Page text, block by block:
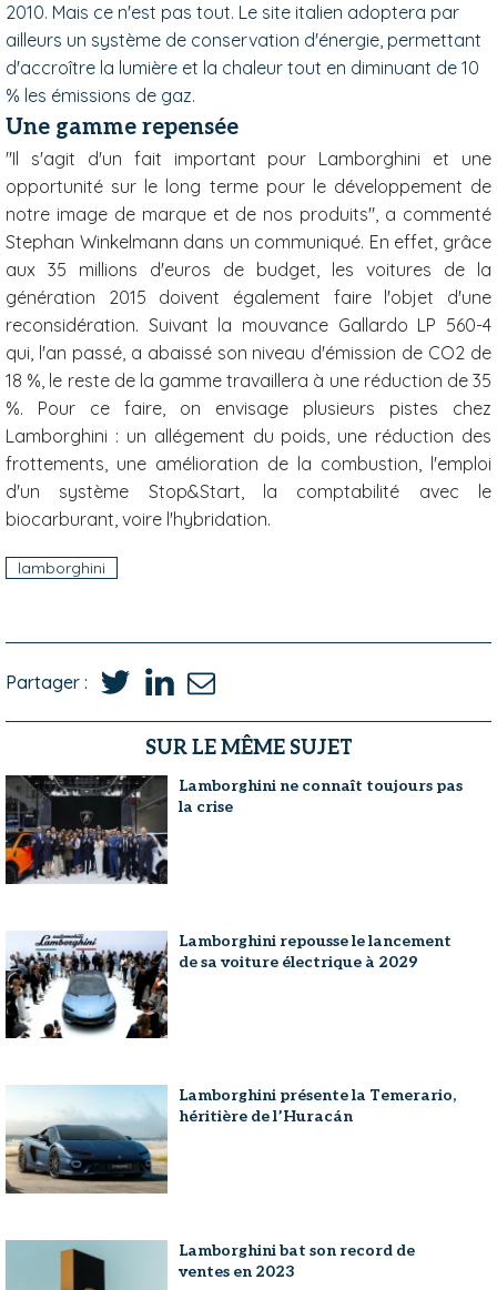
2010. Mais ce n'est pas tout. Le site italien adoptera par
ailleurs un système de conservation d'énergie, permettant
d'accroître la lumière et la chaleur tout en diminuant de 10
% les émissions de gaz.
Une gamme repensée
"Il s'agit d'un fait important pour Lamborghini et une
opportunité sur le long terme pour le développement de
notre image de marque et de nos produits", a commenté
Stephan Winkelmann dans un communiqué. En effet, grâce
aux 35 millions d'euros de budget, les voitures de la
génération 2015 doivent également faire l'objet d'une
reconsidération. Suivant la mouvance Gallardo LP 560-4
qui, l'an passé, a abaissé son niveau d'émission de CO2 de
18 %, le reste de la gamme travaillera à une réduction de 35
%. Pour ce faire, on envisage plusieurs pistes chez
Lamborghini : un allégement du poids, une réduction des
frottements, une amélioration de la combustion, l'emploi
d'un système Stop&Start, la comptabilité avec le
biocarburant, voire l'hybridation.
lamborghini
Partager :
SUR LE MÊME SUJET
Lamborghini ne connaît toujours pas
la crise
Lamborghini repousse le lancement
de sa voiture électrique à 2029
Lamborghini présente la Temerario,
héritière de l’Huracán
Lamborghini bat son record de
ventes en 2023